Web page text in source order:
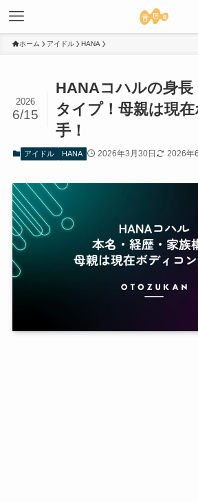
ホーム アイドル HANA
HANAコハルの身長
タイプ！母親は現
手！
2026
6/15
アイドル HANA 2026年3月30日 2026年